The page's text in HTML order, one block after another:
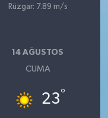
Rüzgar: 7.89 m/s
14 AĞUSTOS
CUMA
23°